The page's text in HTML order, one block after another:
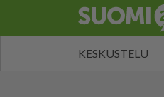
KESKUSTELU